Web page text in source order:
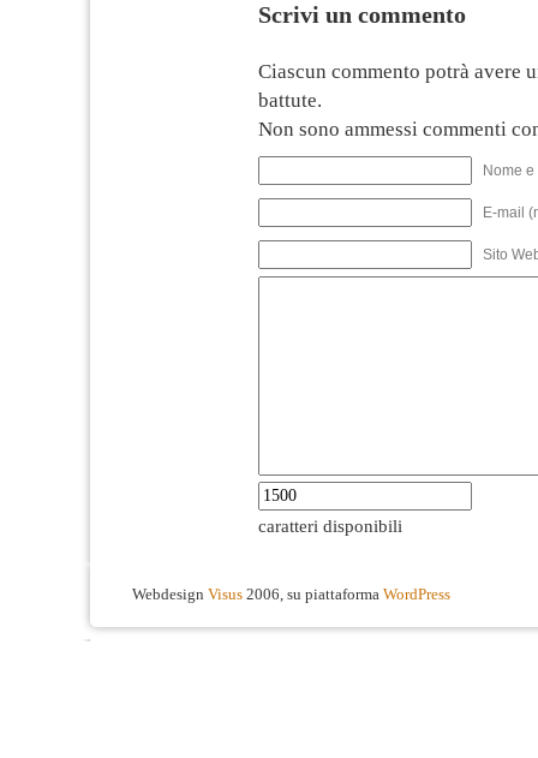
Scrivi un commento
Ciascun commento potrà avere
battute.
Non sono ammessi commenti
Nome
E-mail
Sito
caratteri disponibili
Webdesign Visus 2006, su piattaforma WordPress